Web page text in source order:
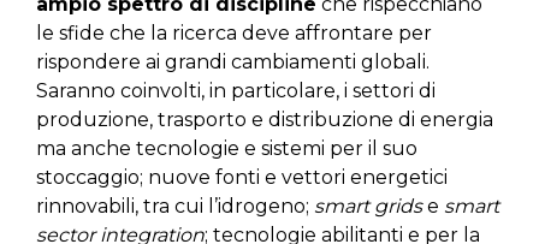
le sfide che la ricerca deve affrontare per
rispondere ai grandi cambiamenti globali.
Saranno coinvolti, in particolare, i settori di
produzione, trasporto e distribuzione di energia
ma anche tecnologie e sistemi per il suo
stoccaggio; nuove fonti e vettori energetici
rinnovabili, tra cui l’idrogeno; smart gridse smart
sector integration; tecnologie abilitanti e per la